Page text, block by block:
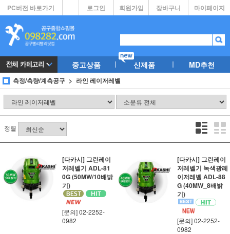
PC버전 바로가기 마이페이지
장바구니
회원가입
로그인
중고상품 신제품 MD추천
측정/측량/계측공구 라인 레이저레벨
정렬
[다카시] 그린레이
저레벨기 ADL-81
0G (50MW/10배밝
기)
[문의] 02-2252-
0982
[다카시] 그린레이
저레벨기 녹색광레
이저레벨 ADL-88
G (40MW_8배밝
기)
[문의] 02-2252-
0982